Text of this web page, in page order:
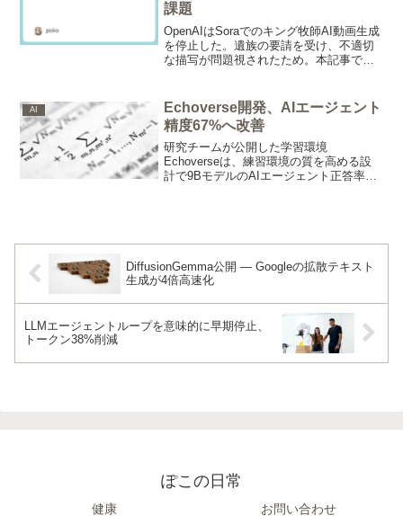
課題
OpenAIはSoraでのキング牧師AI動画生成
を停止した。遺族の要請を受け、不適切
な描写が問題視されたため。本記事で
策として生成AIに求められる今後の対応
と課題について解説する。
AI
Echoverse開発、AIエージェント
精度67%へ改善
研究チームが公開した学習環境
Echoverseは、練習環境の質を高める設
計で9BモデルのAIエージェント正答率を
DiffusionGemma公開 — Googleの拡散テキスト
生成が4倍高速化
LLMエージェントループを意味的に早期停止、
トークン38%削減
ぽこの日常
健康 お問い合わせ